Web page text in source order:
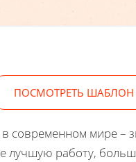
ПОСМОТРЕТЬ ШАБЛОН
современном мире –
лучшую работу,